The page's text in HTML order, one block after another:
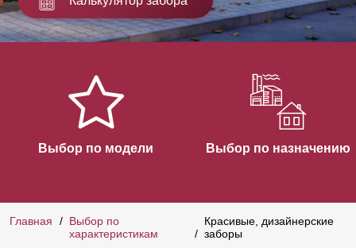
Выбор по модели Выбор по назначению
Главная
Выбор по
характеристикам
Красивые, дизайнерские
заборы